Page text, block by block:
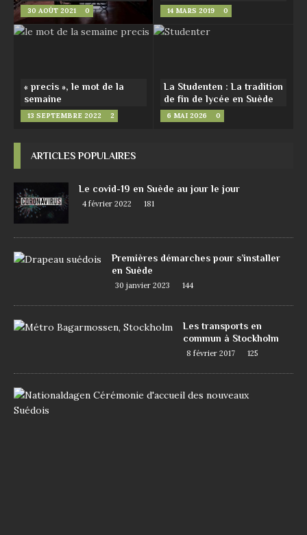
30 AOÛT 2021 0 14 MARS 2019 0
« precis », le mot de la
semaine
13 SEPTEMBRE 2022 2
La Studenten : La tradition
de fin de lycée en Suède
6 MAI 2026 0
ARTICLES POPULAIRES
Le covid-19 en Suède au jour le jour
4 février 2022 181
Premières démarches pour s’installer
en Suède
30 janvier 2023 144
Les transports en
commun à Stockholm
8 février 2017 125